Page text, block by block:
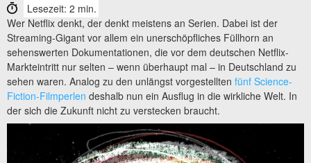
Lesezeit: 2 min.
Wer Netflix denkt, der denkt meistens an Serien. Dabei ist der
Streaming-Gigant vor allem ein unerschöpfliches Füllhorn an
sehenswerten Dokumentationen, die vor dem deutschen Netflix-
Markteintritt nur selten – wenn überhaupt mal – in Deutschland zu
sehen waren. Analog zu den unlängst vorgestellten fünf Science-
Fiction-Filmperlen deshalb nun ein Ausflug in die wirkliche Welt. In
der sich die Zukunft nicht zu verstecken braucht.